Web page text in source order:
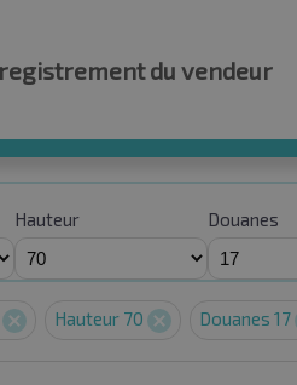
du vendeur
Hauteur Douanes
Hauteur 70 Douanes 17